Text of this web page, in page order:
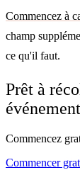
Commencez à
champ
ce qu'il faut.
Prêt à
Commencez
Commencer